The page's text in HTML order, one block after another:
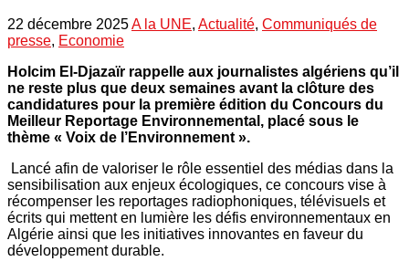
22 décembre 2025A la UNE, Actualité, Communiqués de
presse, Economie
Holcim El-Djazaïr rappelle aux journalistes algériens qu’il
ne reste plus que deux semaines avant la clôture des
candidatures pour la première édition du Concours du
Meilleur Reportage Environnemental, placé sous le
thème « Voix de l’Environnement ».
Lancé afin de valoriser le rôle essentiel des médias dans la
sensibilisation aux enjeux écologiques, ce concours vise à
récompenser les reportages radiophoniques, télévisuels et
écrits qui mettent en lumière les défis environnementaux en
Algérie ainsi que les initiatives innovantes en faveur du
développement durable.